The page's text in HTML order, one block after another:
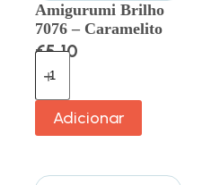
Amigurumi Brilho
7076 – Caramelito
€5.10
Adicionar